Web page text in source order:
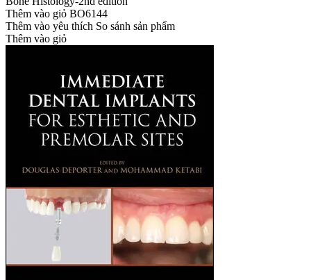
Thêm vào giỏ BO6144
Thêm vào yêu thích So sánh sản phẩm
Thêm vào giỏ